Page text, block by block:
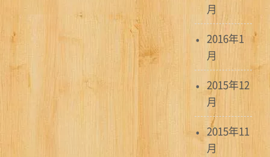
月
2016年1
月
2015年12
月
2015年11
月